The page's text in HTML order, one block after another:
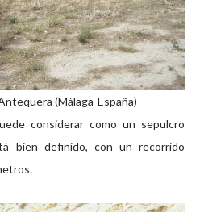
(Málaga-España)
considerar como un sepulcro
bien definido, con un recorrido